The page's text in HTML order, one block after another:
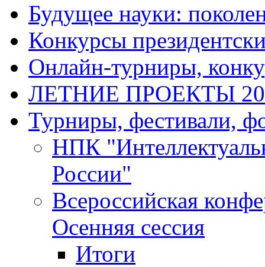
Будущее науки:
Конкурсы
Онлайн-турниры,
ЛЕТНИЕ ПРОЕКТЫ
Турниры, фестивали,
НПК
России"
Всероссийская
Осенняя сессия
Итоги